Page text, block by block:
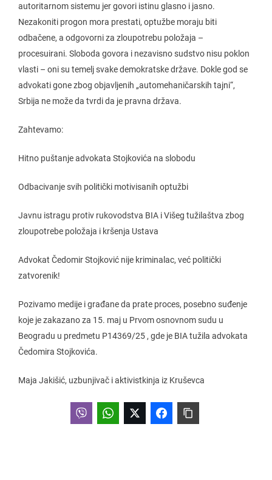
autoritarnom sistemu jer govori istinu glasno i jasno.
Nezakoniti progon mora prestati, optužbe moraju biti
odbačene, a odgovorni za zloupotrebu položaja –
procesuirani. Sloboda govora i nezavisno sudstvo nisu poklon
vlasti – oni su temelj svake demokratske države. Dokle god se
advokati gone zbog objavljenih „automehaničarskih tajni“,
Srbija ne može da tvrdi da je pravna država.
Zahtevamo:
Hitno puštanje advokata Stojkovića na slobodu
Odbacivanje svih politički motivisanih optužbi
Javnu istragu protiv rukovodstva BIA i Višeg tužilaštva zbog
zloupotrebe položaja i kršenja Ustava
Advokat Čedomir Stojković nije kriminalac, već politički
zatvorenik!
Pozivamo medije i građane da prate proces, posebno suđenje
koje je zakazano za 15. maj u Prvom osnovnom sudu u
Beogradu u predmetu P14369/25 , gde je BIA tužila advokata
Čedomira Stojkovića.
Maja Jakišić, uzbunjivač i aktivistkinja iz Kruševca